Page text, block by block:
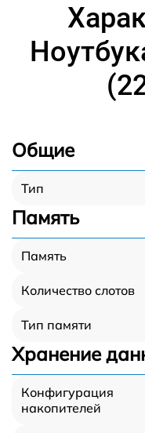
Общие
Тип
Память
Память
Количество слотов
Тип памяти
Хранение
Конфигурация
накопителей